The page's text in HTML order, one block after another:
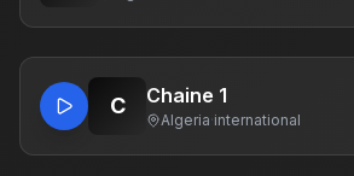
C Chaine 1
Algeria·international